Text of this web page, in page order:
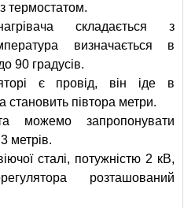
термостатом.
складається з
визначається в
90 градусів.
є провід, він іде в
становить півтора метри.
можемо запропонувати
метрів.
сталі, потужністю 2 кВ,
розташований